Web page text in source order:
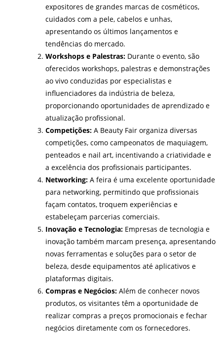
expositores de grandes marcas de cosméticos,
cuidados com a pele, cabelos e unhas,
apresentando os últimos lançamentos e
tendências do mercado.
Workshops e Palestras: Durante o evento, são
oferecidos workshops, palestras e demonstrações
ao vivo conduzidas por especialistas e
influenciadores da indústria de beleza,
proporcionando oportunidades de aprendizado e
atualização profissional.
Competições: A Beauty Fair organiza diversas
competições, como campeonatos de maquiagem,
penteados e nail art, incentivando a criatividade e
a excelência dos profissionais participantes.
Networking: A feira é uma excelente oportunidade
para networking, permitindo que profissionais
façam contatos, troquem experiências e
estabeleçam parcerias comerciais.
Inovação e Tecnologia: Empresas de tecnologia e
inovação também marcam presença, apresentando
novas ferramentas e soluções para o setor de
beleza, desde equipamentos até aplicativos e
plataformas digitais.
Compras e Negócios: Além de conhecer novos
produtos, os visitantes têm a oportunidade de
realizar compras a preços promocionais e fechar
negócios diretamente com os fornecedores.